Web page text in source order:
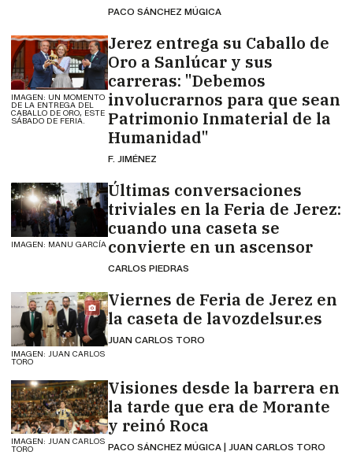
PACO SÁNCHEZ MÚGICA
IMAGEN: UN MOMENTO
DE LA ENTREGA DEL
CABALLO DE ORO, ESTE
SÁBADO DE FERIA.
Jerez entrega su Caballo de
Oro a Sanlúcar y sus
carreras: "Debemos
involucrarnos para que sean
Patrimonio Inmaterial de la
Humanidad"
F. JIMÉNEZ
IMAGEN: MANU GARCÍA
Últimas conversaciones
triviales en la Feria de Jerez:
cuando una caseta se
convierte en un ascensor
CARLOS PIEDRAS
IMAGEN: JUAN CARLOS
TORO
Viernes de Feria de Jerez en
la caseta de lavozdelsur.es
JUAN CARLOS TORO
IMAGEN: JUAN CARLOS
TORO
Visiones desde la barrera en
la tarde que era de Morante
y reinó Roca
PACO SÁNCHEZ MÚGICA | JUAN CARLOS TORO